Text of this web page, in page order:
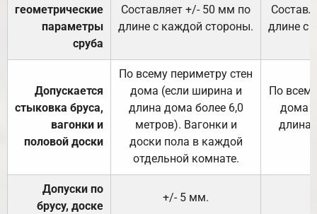
геометрические
параметры
сруба
Составляет +/- 50 мм по
длине с каждой стороны.
длине с
Допускается
стыковка бруса,
вагонки и
половой доски
По всему периметру стен
дома (если ширина и
длина дома более 6,0
метров). Вагонки и
доски пола в каждой
отдельной комнате.
По
дома
длина
Допуски по
брусу, доске
+/- 5 мм.